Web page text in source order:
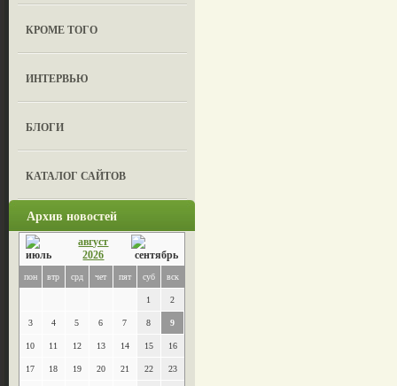
КРОМЕ ТОГО
ИНТЕРВЬЮ
БЛОГИ
КАТАЛОГ САЙТОВ
Архив новостей
август
2026
пон втр срд чет пят суб вск
1 2
3 4 5 6 7 8 9
10 11 12 13 14 15 16
17 18 19 20 21 22 23